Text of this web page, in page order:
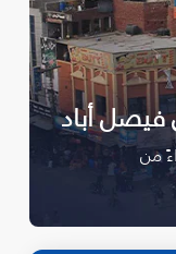
فيصل أباد
من